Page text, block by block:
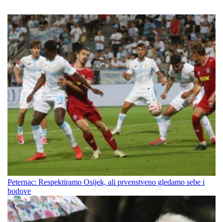
Peternac: Respektiramo Osijek, ali prvenstveno gledamo sebe i
bodove